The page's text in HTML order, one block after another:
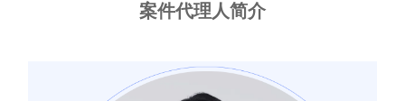
案件代理人简介